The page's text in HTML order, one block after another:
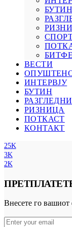
БУТИН
ВЕСТИ
ИНТЕРВЈУ
БУТИН
РИЗНИЦА
ПОТКАСТ
КОНТАКТ
25K
3K
2K
Внесете го вашиот